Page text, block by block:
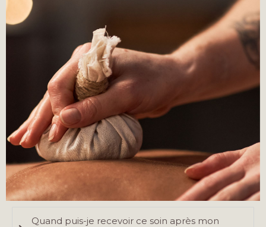
Quand puis-je recevoir ce soin après mon